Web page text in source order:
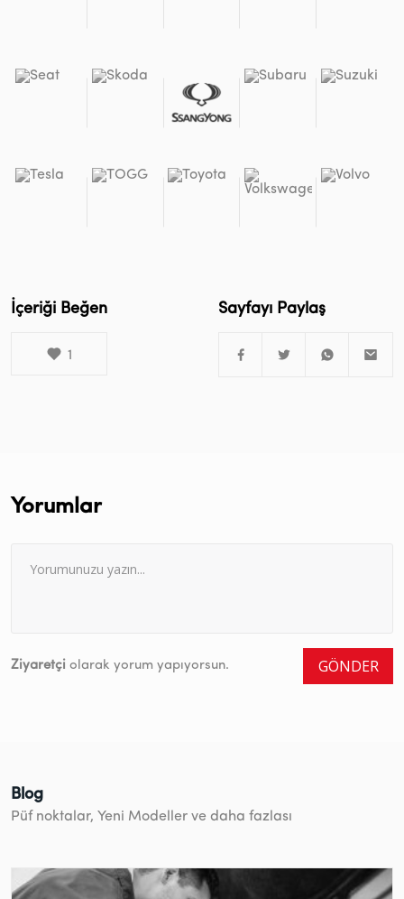
İçeriği Beğen
1
Sayfayı Paylaş
Yorumlar
Ziyaretçi olarak yorum yapıyorsun. GÖNDER
Blog
Püf noktalar, Yeni Modeller ve daha fazlası